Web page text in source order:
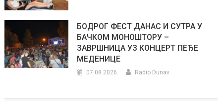
БОДРОГ ФЕСТ ДАНАС И СУТРА У
БАЧКОМ МОНОШТОРУ –
ЗАВРШНИЦА УЗ КОНЦЕРТ ПЕЂЕ
МЕДЕНИЦЕ
07.08.2026. Radio Dunav